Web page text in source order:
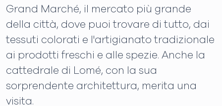
Grand Marché, il mercato più grande
della città, dove puoi trovare di tutto, dai
tessuti colorati e l'artigianato tradizionale
ai prodotti freschi e alle spezie. Anche la
cattedrale di Lomé, con la sua
sorprendente architettura, merita una
visita.